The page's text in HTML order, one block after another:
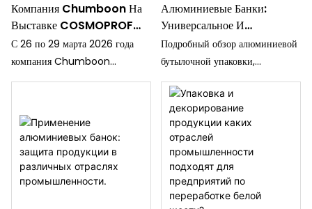
Компания Chumboon На
Выставке COSMOPROF
BOLOGNA 2026 –
Поставка Аэрозольных
С 26 по 29 марта 2026 года
компания Chumboon
участвовала в выставке
34, стенд C3 (BolognaFiere,
Италия), представив свои
передовые решения в области
аэрозольных баллончиков для
косметической, личной гигиены
Алюминиевые Банки:
Универсальное И
Экологичное Решение Для
Упаковки.
Подробный обзор алюминиевой
бутылочной упаковки,
используемой в фармацевтике,
производстве напитков,
функциональных напитков и в
промышленности. Ключевые
типы включают
фармацевтические бутылки с
крышками, защищающими от
детей или легко